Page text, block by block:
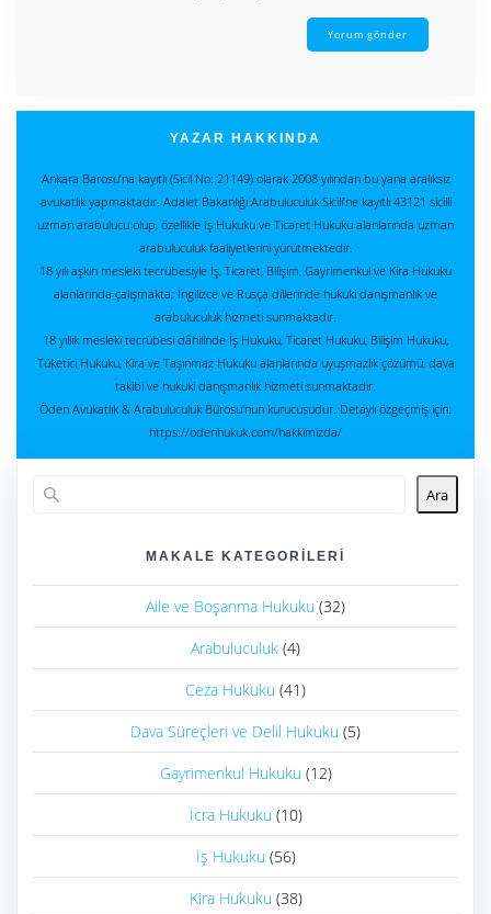
YAZAR HAKKINDA
Ankara Barosu’na kayıtlı (Sicil No: 21149) olarak 2008 yılından bu yana aralıksız
avukatlık yapmaktadır. Adalet Bakanlığı Arabuluculuk Sicili’ne kayıtlı 43121 sicilli
uzman arabulucu olup, özellikle İş Hukuku ve Ticaret Hukuku alanlarında uzman
arabuluculuk faaliyetlerini yürütmektedir.
18 yılı aşkın mesleki tecrübesiyle İş, Ticaret, Bilişim, Gayrimenkul ve Kira Hukuku
alanlarında çalışmakta; İngilizce ve Rusça dillerinde hukuki danışmanlık ve
arabuluculuk hizmeti sunmaktadır.
18 yıllık mesleki tecrübesi dâhilinde İş Hukuku, Ticaret Hukuku, Bilişim Hukuku,
Tüketici Hukuku, Kira ve Taşınmaz Hukuku alanlarında uyuşmazlık çözümü, dava
takibi ve hukuki danışmanlık hizmeti sunmaktadır.
Öden Avukatlık & Arabuluculuk Bürosu'nun kurucusudur. Detaylı özgeçmiş için:
https://odenhukuk.com/hakkimizda/
Ara
MAKALE KATEGORILERI
Aile ve Boşanma Hukuku (32)
Arabuluculuk (4)
Ceza Hukuku (41)
Dava Süreçleri ve Delil Hukuku (5)
Gayrimenkul Hukuku (12)
İcra Hukuku (10)
İş Hukuku (56)
Kira Hukuku (38)